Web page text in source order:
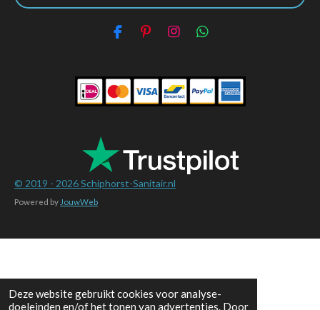
Deze website gebruikt cookies voor analyse-
doeleinden en/of het tonen van advertenties. Door
F
e
b
o
P
t
e
r
I
t
a
g
W
t
s
A
© 2019 - 2026Schiphorst-Sanitair.nl
Powered by JouwWeb